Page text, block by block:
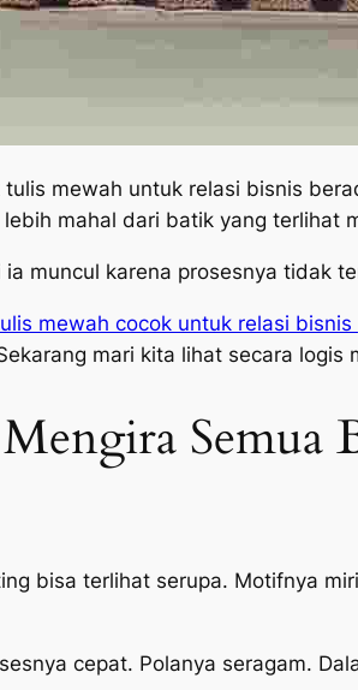
mewah untuk relasi bisnis
mahal dari batik yang terlihat
muncul karena prosesnya tidak
mewah cocok untuk relasi bisnis
mari kita lihat secara
bisa terlihat serupa. Motifnya
cepat. Polanya seragam.